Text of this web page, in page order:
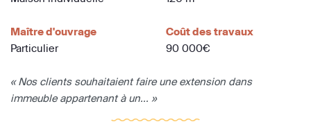
Maître d'ouvrage
Particulier
Coût des travaux
90 000€
« Nos clients souhaitaient faire une extension dans
immeuble appartenant à un... »